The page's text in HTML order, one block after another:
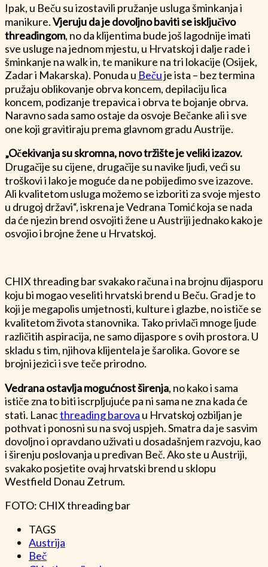
Ipak, u Beču su izostavili pružanje usluga šminkanja i
manikure.Vjeruju da je dovoljno baviti se isključivo
threadingom, no da klijentima bude još lagodnije imati
sve usluge na jednom mjestu, u Hrvatskoj i dalje rade i
šminkanje na walk in, te manikure na tri lokacije (Osijek,
Zadar i Makarska). Ponuda u Bečuje ista – bez termina
pružaju oblikovanje obrva koncem, depilaciju lica
koncem, podizanje trepavica i obrva te bojanje obrva.
Naravno sada samo ostaje da osvoje Bečanke ali i sve
one koji gravitiraju prema glavnom gradu Austrije.
„Očekivanja su skromna, novo tržište je veliki izazov.
Drugačije su cijene, drugačije su navike ljudi, veći su
troškovi i lako je moguće da ne pobijedimo sve izazove.
Ali kvalitetom usluga možemo se izboriti za svoje mjesto
u drugoj državi“, iskrena je Vedrana Tomić koja se nada
da će njezin brend osvojiti žene u Austriji jednako kako je
osvojio i brojne žene u Hrvatskoj.
CHIX threading bar svakako računa i na brojnu dijasporu
koju bi mogao veseliti hrvatski brend u Beču. Grad je to
koji je megapolis umjetnosti, kulture i glazbe, no ističe se
kvalitetom života stanovnika. Tako privlači mnoge ljude
različitih aspiracija, ne samo dijaspore s ovih prostora. U
skladu s tim, njihova klijentela je šarolika. Govore se
brojni jezici i sve teče prirodno.
Vedrana ostavlja mogućnost širenja, no kako i sama
ističe zna to biti iscrpljujuće pa ni sama ne zna kada će
stati. Lanacthreading barova u Hrvatskoj ozbiljan je
pothvat i ponosni su na svoj uspjeh. Smatra da je sasvim
dovoljno i opravdano uživati u dosadašnjem razvoju, kao
i širenju poslovanja u predivan Beč. Ako ste u Austriji,
svakako posjetite ovaj hrvatski brend u sklopu
Westfield Donau Zetrum.
FOTO: CHIX threading bar
TAGS
Austrija
Beč